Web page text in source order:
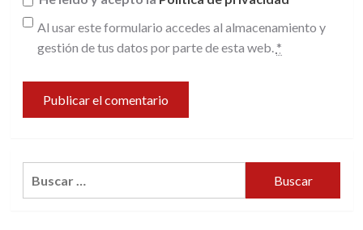
Al usar este formulario accedes al almacenamiento y
gestión de tus datos por parte de esta web. *